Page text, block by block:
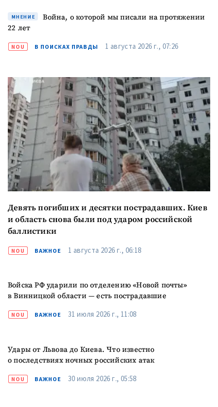
ПОДДЕРЖАТЬ
МНЕНИЕ
Война, о которой мы писали на протяжении
22 лет
NOU В ПОИСКАХ ПРАВДЫ 1 августа 2026 г., 07:26
Девять погибших и десятки пострадавших. Киев
и область снова были под ударом российской
баллистики
NOU ВАЖНОЕ 1 августа 2026 г., 06:18
Войска РФ ударили по отделению «Новой почты»
в Винницкой области — есть пострадавшие
NOU ВАЖНОЕ 31 июля 2026 г., 11:08
Удары от Львова до Киева. Что известно
о последствиях ночных российских атак
NOU ВАЖНОЕ 30 июля 2026 г., 05:58